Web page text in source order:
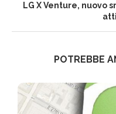
LG X Venture, nuovo
POTREBBE